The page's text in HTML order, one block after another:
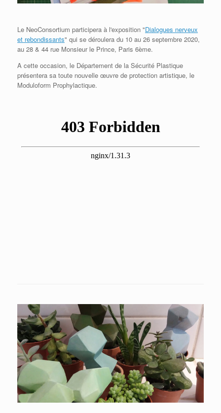
Le NeoConsortium participera à l'exposition "Dialogues nerveux
et rebondissants" qui se déroulera du 10 au 26 septembre 2020,
au 28 & 44 rue Monsieur le Prince, Paris 6ème.
A cette occasion, le Département de la Sécurité Plastique
présentera sa toute nouvelle œuvre de protection artistique, le
Moduloform Prophylactique.